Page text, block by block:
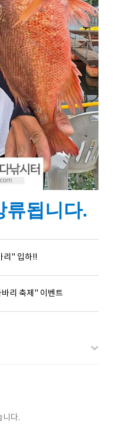
류됩니다.
리" 입하!!
리 축제" 이벤트
니다.